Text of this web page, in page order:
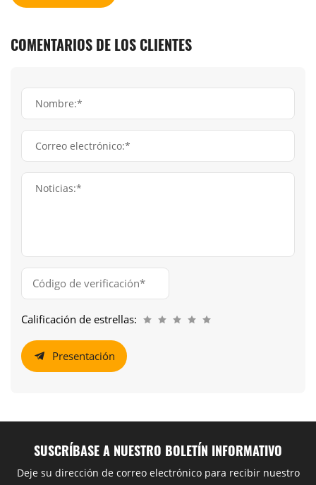
COMENTARIOS DE LOS CLIENTES
Nombre:*
Correo electrónico:*
Noticias:*
Calificación de estrellas:
Presentación
SUSCRÍBASE A NUESTRO BOLETÍN INFORMATIVO
Deje su dirección de correo electrónico para recibir nuestro